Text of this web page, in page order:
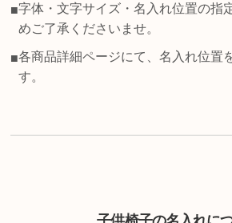
■字体・文字サイズ・名入れ位置の指
めご了承くださいませ。
■各商品詳細ページにて、名入れ位置
す。